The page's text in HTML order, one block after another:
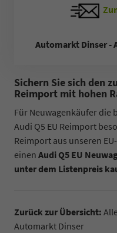
Automarkt Dinser -
Sichern Sie sich den
Reimport mit hohen
Für Neuwagenkäufer die
Audi Q5 EU Reimport
Reimport aus unseren
einen Audi Q5 EU
unter dem Listenpreis
Zurück zur Übersicht:
Automarkt Dinser